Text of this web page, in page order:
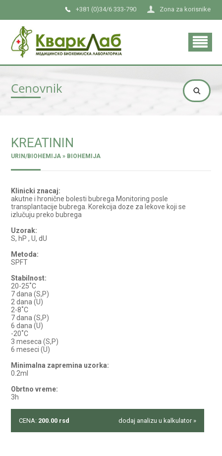
Zona za korisnike
+381 (0)34/6 333-790
Cenovnik
KREATININ
URIN/BIOHEMIJA » BIOHEMIJA
Klinicki znacaj:
akutne i hronične bolesti bubrega Monitoring posle
transplantacije bubrega. Korekcija doze za lekove koji se
izlučuju preko bubrega
Uzorak:
S, hP , U, dU
Metoda:
SPFT
Stabilnost:
20-25˚C
7 dana (S,P)
2 dana (U)
2-8˚C
7 dana (S,P)
6 dana (U)
-20˚C
3 meseca (S,P)
6 meseci (U)
Minimalna zapremina uzorka:
0.2ml
Obrtno vreme:
3h
CENA: 200.00 rsd dodaj analizu u kalkulator »